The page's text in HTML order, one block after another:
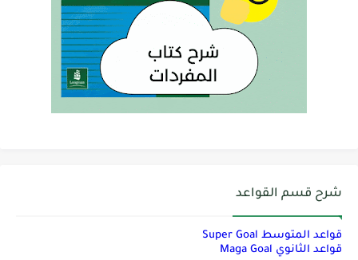
شرح قسم القواعد
قواعد المتوسط Super Goal
قواعد الثانوي Maga Goal